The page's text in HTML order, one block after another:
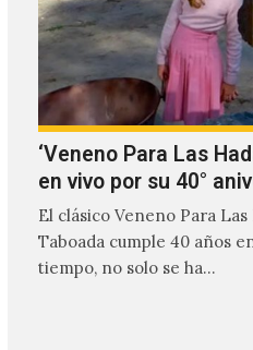
‘Veneno Para Las
en vivo por su 40°
El clásico Veneno Para
Taboada cumple 40 años
tiempo, no solo se ha…